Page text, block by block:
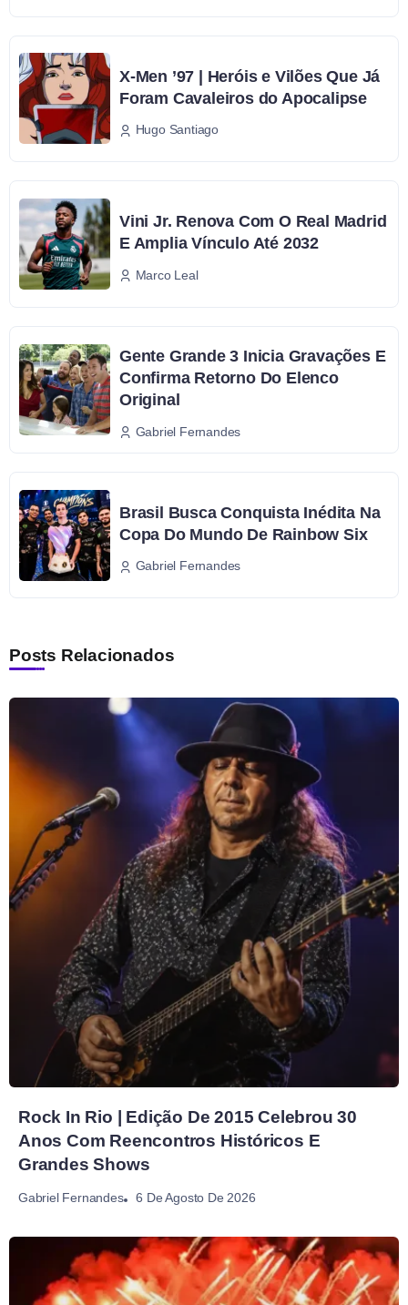
X-Men ’97 | Heróis e Vilões Que Já
Foram Cavaleiros do Apocalipse
Hugo Santiago
Vini Jr. Renova Com O Real Madrid
E Amplia Vínculo Até 2032
Marco Leal
Gente Grande 3 Inicia Gravações E
Confirma Retorno Do Elenco
Original
Gabriel Fernandes
Brasil Busca Conquista Inédita Na
Copa Do Mundo De Rainbow Six
Gabriel Fernandes
Posts Relacionados
Rock In Rio | Edição De 2015 Celebrou 30
Anos Com Reencontros Históricos E
Grandes Shows
Gabriel Fernandes 6 De Agosto De 2026